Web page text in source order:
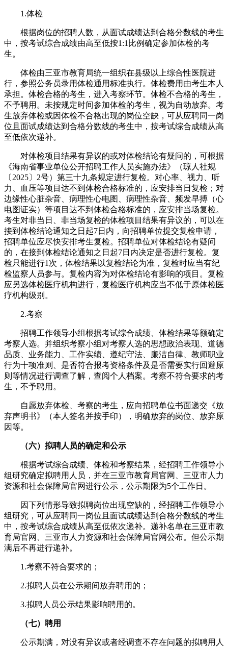
1.体检
根据岗位的招聘人数，从面试成绩达到合格分数线的考生
中，按考试综合成绩由高至低按1:1比例确定参加体检的考
生。
体检由三亚市教育局统一组织在县级以上综合性医院进
行，参照公务员录用体检通用标准执行。体检费用由考生本人
承担。体检合格的考生，进入考察环节。体检不合格的考生，
不予聘用。未按规定时间参加体检的考生，视为自动放弃。考
生放弃体检或因体检不合格出现的岗位空缺，可从应聘同一岗
位且面试成绩达到合格分数线的考生中，按考试综合成绩从高
至低依次递补。
对体检项目结果有异议的或对体检结论有疑问的，可根据
《海南省事业单位公开招聘工作人员实施办法》（琼人社规
〔2025〕2号）第三十九条规定进行复检。对心率、视力、听
力、血压等项目达不到体检合格标准的，应安排当日复检；对
边缘性心脏杂音、病理性心电图、病理性杂音、频发早搏（心
电图证实）等项目达不到体检合格标准的，应安排当场复检。
考生对非当日、非当场复检的体检项目结果有异议的，可以在
接到体检结论通知之日起7日内，向招聘单位提交复检申请，
招聘单位应尽快安排考生复检。招聘单位对体检结论有疑问
的，在接到体检结论通知之日起7日内决定是否进行复检。复
检只能进行1次，体检结果以复检结论为准，复检时应当有纪
检监察人员参与。复检内容为对体检结论有影响的项目。复检
应另选体检医疗机构进行，复检医疗机构应当不低于原体检医
疗机构级别。
2.考察
招聘工作领导小组根据考试综合成绩、体检结果等额确定
考察人选。并组织考察小组对考察人选的思想政治表现、道德
品质、业务能力、工作实绩、遵纪守法、廉洁自律、教师职业
行为十项准则、是否符合报考资格条件及是否需要实行回避原
则等情况进行调查了解，查阅个人档案。考察不符合要求的考
生，不予聘用。
自愿放弃体检、考察的考生，应向招聘单位书面递交《放
弃声明书》（本人签名并按手印），明确放弃的岗位、放弃原
因等。
（六）拟聘人员的确定和公示
根据考试综合成绩、体检和考察结果，经招聘工作领导小
组研究确定拟聘用人员，并在三亚市教育局官网、三亚市人力
资源和社会保障局官网进行公示，公示期限为5个工作日。
因下列情形导致拟聘岗位出现空缺的，经招聘工作领导小
组研究，可从应聘同一岗位且面试成绩达到合格分数线的考生
中，按考试综合成绩从高至低依次递补。递补名单在三亚市教
育局官网、三亚市人力资源和社会保障局官网公布。但公示期
满后不再进行递补。
1.考察不符合要求的；
2.拟聘人员在公示期间放弃聘用的；
3.拟聘人员公示结果影响聘用的。
（七）聘用
公示期满，对没有异议或者经调查不存在问题的拟聘用人